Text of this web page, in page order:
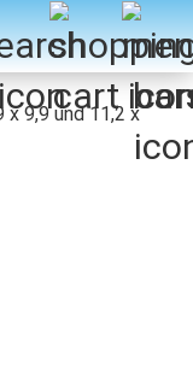
9,9 und 11,2 x